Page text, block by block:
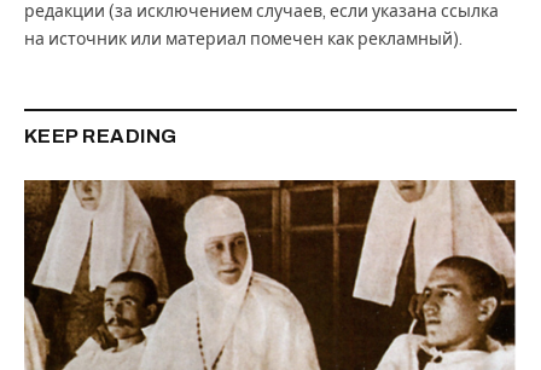
редакции (за исключением случаев, если указана ссылка
на источник или материал помечен как рекламный).
KEEP READING